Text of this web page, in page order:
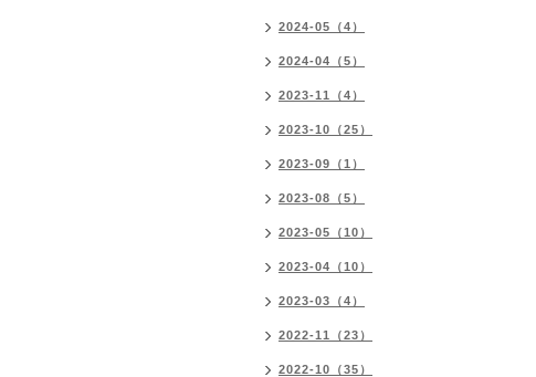
2024-05（4）
2024-04（5）
2023-11（4）
2023-10（25）
2023-09（1）
2023-08（5）
2023-05（10）
2023-04（10）
2023-03（4）
2022-11（23）
2022-10（35）